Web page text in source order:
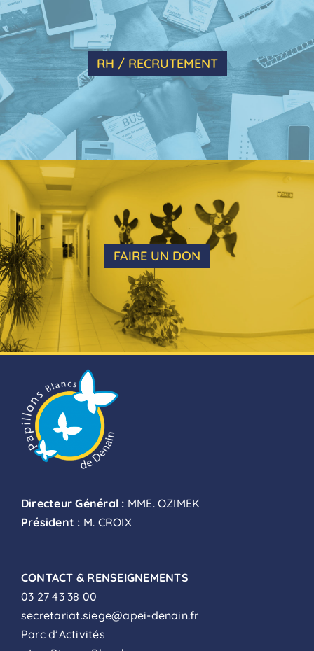
RH / RECRUTEMENT
FAIRE UN DON
Directeur Général : MME. OZIMEK
Président : M. CROIX
CONTACT & RENSEIGNEMENTS
03 27 43 38 00
secretariat.siege@apei-denain.fr
Parc d’Activités